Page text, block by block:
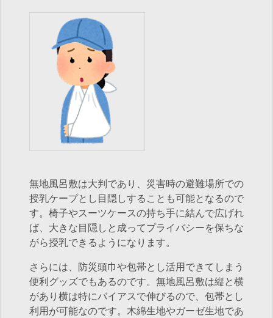
無地風呂敷は大判であり、災害時の避難場所での
授乳ケープとし目隠しすることも可能となるので
す。椅子やスーツケースの持ち手に結んで広げれ
ば、大きな目隠しと成ってプライバシーを保ちな
がら授乳できるようになります。
さらには、防災頭巾や包帯とし活用できてしまう
便利グッズでもあるのです。無地風呂敷は縦と横
があり横は特にバイアスで伸びるので、包帯とし
利用が可能なのです。木綿生地やガーゼ生地であ